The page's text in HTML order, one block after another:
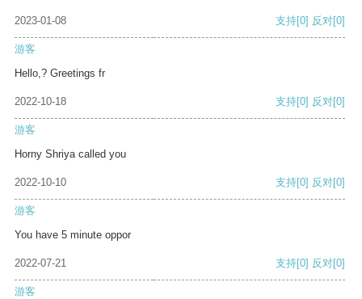
2023-01-08 支持[0] 反对[0]
游客
Hello,? Greetings fr
2022-10-18 支持[0] 反对[0]
游客
Horny Shriya called you
2022-10-10 支持[0] 反对[0]
游客
You have 5 minute oppor
2022-07-21 支持[0] 反对[0]
游客